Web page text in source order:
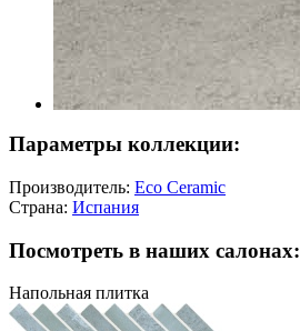
Параметры коллекции:
Производитель: Eco Ceramic
Страна: Испания
Посмотреть в наших салонах:
Напольная плитка